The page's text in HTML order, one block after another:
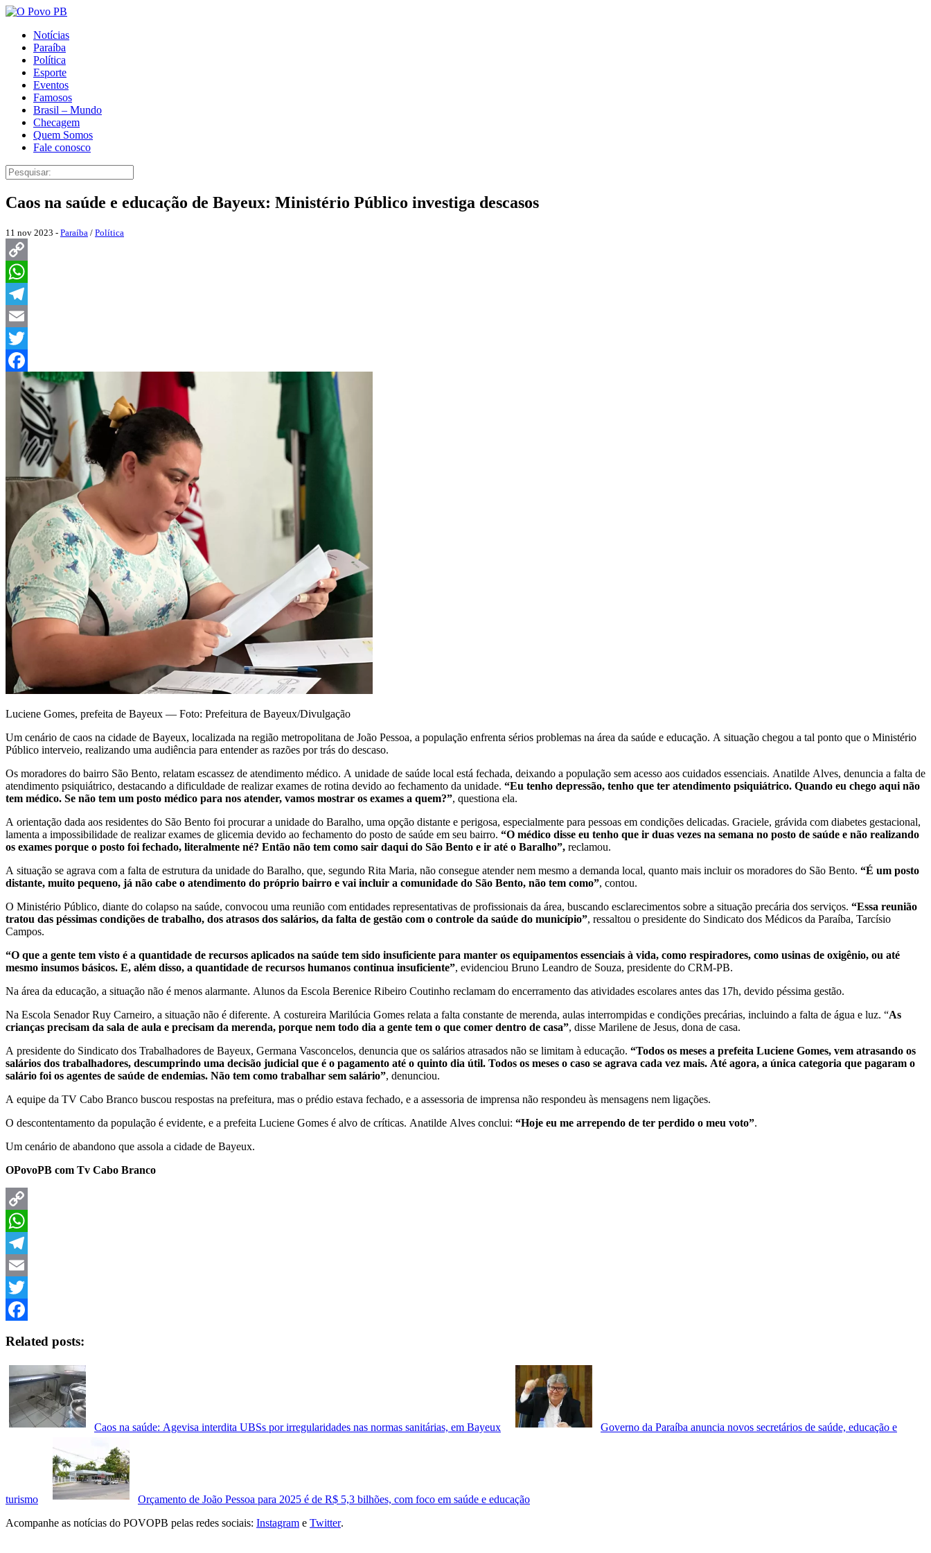
Notícias
Paraíba
Política
Esporte
Eventos
Famosos
Brasil – Mundo
Checagem
Quem Somos
Fale conosco
Caos na saúde e educação de Bayeux: Ministério Público investiga descasos
11 nov 2023 - Paraíba / Política
Copy
Link
WhatsApp
Telegram
Email
Twitter
Facebook
Luciene Gomes, prefeita de Bayeux — Foto: Prefeitura de Bayeux/Divulgação
Um cenário de caos na cidade de Bayeux, localizada na região metropolitana de João Pessoa, a população enfrenta sérios problemas na área da saúde e educação. A situação chegou a tal ponto que o Ministério
Público interveio, realizando uma audiência para entender as razões por trás do descaso.
Os moradores do bairro São Bento, relatam escassez de atendimento médico. A unidade de saúde local está fechada, deixando a população sem acesso aos cuidados essenciais. Anatilde Alves, denuncia a falta de
atendimento psiquiátrico, destacando a dificuldade de realizar exames de rotina devido ao fechamento da unidade. “Eu tenho depressão, tenho que ter atendimento psiquiátrico. Quando eu chego aqui não
tem médico. Se não tem um posto médico para nos atender, vamos mostrar os exames a quem?”, questiona ela.
A orientação dada aos residentes do São Bento foi procurar a unidade do Baralho, uma opção distante e perigosa, especialmente para pessoas em condições delicadas. Graciele, grávida com diabetes gestacional,
lamenta a impossibilidade de realizar exames de glicemia devido ao fechamento do posto de saúde em seu bairro. “O médico disse eu tenho que ir duas vezes na semana no posto de saúde e não realizando
os exames porque o posto foi fechado, literalmente né? Então não tem como sair daqui do São Bento e ir até o Baralho”, reclamou.
A situação se agrava com a falta de estrutura da unidade do Baralho, que, segundo Rita Maria, não consegue atender nem mesmo a demanda local, quanto mais incluir os moradores do São Bento. “É um posto
distante, muito pequeno, já não cabe o atendimento do próprio bairro e vai incluir a comunidade do São Bento, não tem como”, contou.
O Ministério Público, diante do colapso na saúde, convocou uma reunião com entidades representativas de profissionais da área, buscando esclarecimentos sobre a situação precária dos serviços. “Essa reunião
tratou das péssimas condições de trabalho, dos atrasos dos salários, da falta de gestão com o controle da saúde do município”, ressaltou o presidente do Sindicato dos Médicos da Paraíba, Tarcísio
Campos.
“O que a gente tem visto é a quantidade de recursos aplicados na saúde tem sido insuficiente para manter os equipamentos essenciais à vida, como respiradores, como usinas de oxigênio, ou até
mesmo insumos básicos. E, além disso, a quantidade de recursos humanos continua insuficiente”, evidenciou Bruno Leandro de Souza, presidente do CRM-PB.
Na área da educação, a situação não é menos alarmante. Alunos da Escola Berenice Ribeiro Coutinho reclamam do encerramento das atividades escolares antes das 17h, devido péssima gestão.
Na Escola Senador Ruy Carneiro, a situação não é diferente. A costureira Marilúcia Gomes relata a falta constante de merenda, aulas interrompidas e condições precárias, incluindo a falta de água e luz. “As
crianças precisam da sala de aula e precisam da merenda, porque nem todo dia a gente tem o que comer dentro de casa”, disse Marilene de Jesus, dona de casa.
A presidente do Sindicato dos Trabalhadores de Bayeux, Germana Vasconcelos, denuncia que os salários atrasados não se limitam à educação. “Todos os meses a prefeita Luciene Gomes, vem atrasando os
salários dos trabalhadores, descumprindo uma decisão judicial que é o pagamento até o quinto dia útil. Todos os meses o caso se agrava cada vez mais. Até agora, a única categoria que pagaram o
salário foi os agentes de saúde de endemias. Não tem como trabalhar sem salário”, denunciou.
A equipe da TV Cabo Branco buscou respostas na prefeitura, mas o prédio estava fechado, e a assessoria de imprensa não respondeu às mensagens nem ligações.
O descontentamento da população é evidente, e a prefeita Luciene Gomes é alvo de críticas. Anatilde Alves conclui: “Hoje eu me arrependo de ter perdido o meu voto”.
Um cenário de abandono que assola a cidade de Bayeux.
OPovoPB com Tv Cabo Branco
Copy
Link
WhatsApp
Telegram
Email
Twitter
Related posts:
Caos na saúde: Agevisa interdita UBSs por irregularidades nas normas sanitárias, em Bayeux Governo da Paraíba anuncia novos secretários de saúde, educação e
turismo
Orçamento de João Pessoa para 2025 é de R$ 5,3 bilhões, com foco em saúde e educação
Acompanhe as notícias do POVOPB pelas redes sociais: Instagram e Twitter.